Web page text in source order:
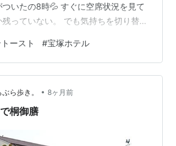
いたの8時💦 すぐに空席状況を見て
っていない。 でも気持ちを切り替
は払い戻しして、 スマートEXで新幹
ーっ。 飛行機より3000円も高い。 遠
費を抑えるかを 重要視してる私。 そ
のBさんに言ったら、『その3000円
の 懸賞で取り戻せばいいじゃないで
ースト #宝塚ホテル
ら歩き。 • 8ヶ月前
桐御膳